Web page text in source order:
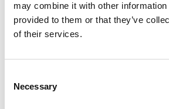
may combine it with other information
provided to them or that they’ve
of their services.
Selection
Necessary
på
Aktivitetshuset